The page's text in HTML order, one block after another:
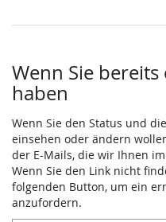
Wenn Sie
haben
Wenn Sie den Status und
einsehen oder ändern
der E-Mails, die wir Ihnen
Wenn Sie den Link nicht
folgenden Button, um ein
anzufordern.